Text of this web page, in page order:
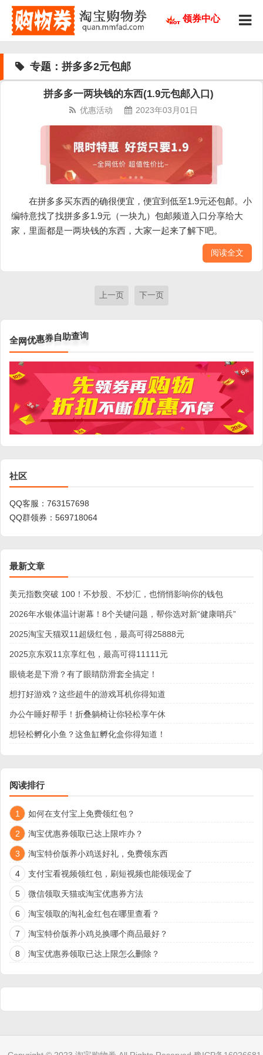
领券中心
专题：拼多多2元包邮
拼多多一两块钱的东西(1.9元包邮入口)
优惠活动 2023年03月01日
在拼多多买东西的确很便宜，便宜到低至1.9元还包邮。小
编特意找了找拼多多1.9元（一块九）包邮频道入口分享给大
家，里面都是一两块钱的东西，大家一起来了解下吧。
阅读全文
上一页 下一页
全网优惠券自助查询
社区
QQ客服： 763157698
QQ群领券： 569718064
最新文章
美元指数突破 100！不炒股、不炒汇，也悄悄影响你的钱包
2026年水银体温计谢幕！8个关键问题，帮你选对新“健康哨兵”
2025淘宝天猫双11超级红包，最高可得25888元
2025京东双11京享红包，最高可得11111元
眼镜老是下滑？有了眼睛防滑套全搞定！
想打好游戏？这些超牛的游戏耳机你得知道
办公午睡好帮手！折叠躺椅让你轻松享午休
想轻松孵化小鱼？这鱼缸孵化盒你得知道！
阅读排行
1 如何在支付宝上免费领红包？
2 淘宝优惠券领取已达上限咋办？
3 淘宝特价版养小鸡送好礼，免费领东西
4 支付宝看视频领红包，刷短视频也能领现金了
5 微信领取天猫或淘宝优惠券方法
6 淘宝领取的淘礼金红包在哪里查看？
7 淘宝特价版养小鸡兑换哪个商品最好？
8 淘宝优惠券领取已达上限怎么删除？